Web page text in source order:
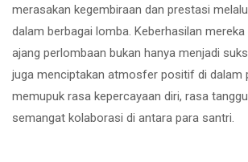
merasakan kegembiraan dan prestasi
dalam berbagai lomba. Keberhasilan
ajang perlombaan bukan hanya menjadi
juga menciptakan atmosfer positif di dalam
memupuk rasa kepercayaan diri, rasa
semangat kolaborasi di antara para santri.